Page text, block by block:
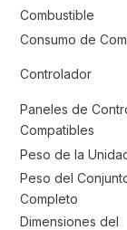
Combustible
Consumo de
Controlador
Paneles de
Compatibles
Peso de la
Peso del
Completo
Dimensiones del